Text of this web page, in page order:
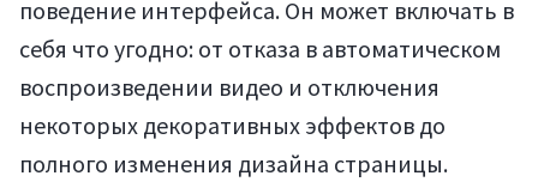
поведение интерфейса. Он может включать в
себя что угодно: от отказа в автоматическом
воспроизведении видео и отключения
некоторых декоративных эффектов до
полного изменения дизайна страницы.